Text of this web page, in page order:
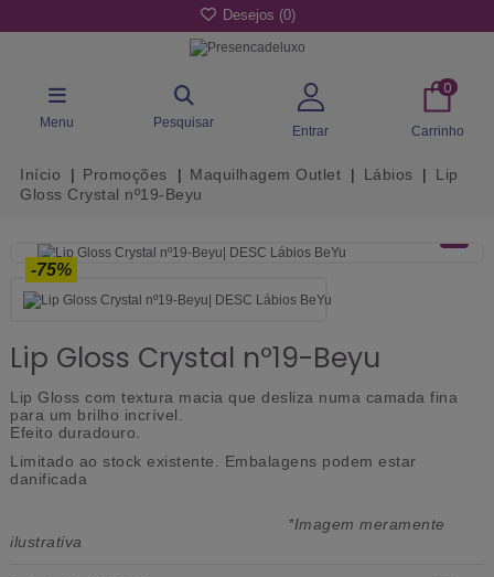
Desejos (0)
Menu Pesquisar
Entrar
0
Carrinho
Início Promoções Maquilhagem Outlet Lábios
Lip
Gloss Crystal nº19-Beyu
-75%
Lip Gloss Crystal nº19-Beyu
Lip Gloss com textura macia que desliza numa camada fina
para um brilho incrível.
Efeito duradouro.
Limitado ao stock existente. Embalagens podem estar
danificada
*Imagem meramente
ilustrativa